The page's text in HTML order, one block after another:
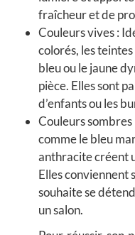
fraîcheur et de
Couleurs vives :
colorés, les
bleu ou le jaune
pièce. Elles sont
d’enfants ou les
Couleurs sombres
comme le bleu
anthracite créent
Elles conviennent
souhaite se
un salon.